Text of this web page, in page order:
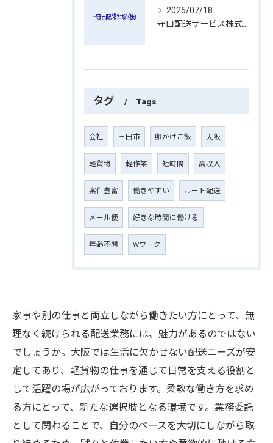
2026/07/18
タグ Tags
会社 三田市 卵かけご飯 大阪
軽貨物 軽作業 短時間 高収入
案件豊富 働きやすい ルート配送
メール便 好きな時間に働ける
年齢不問 Wワーク
家事や別の仕事と両立しながら働きたい方にとって、無
理なく続けられる配送業務には、魅力があるのではない
でしょうか。大阪では生活に欠かせない配送ニーズが安
定してあり、軽貨物の仕事を通じて日常を支える役割と
して活躍の場が広がっております。柔軟な働き方を求め
る方にとって、新たな選択肢となる環境です。業務委託
として関わることで、自分のペースを大切にしながら取